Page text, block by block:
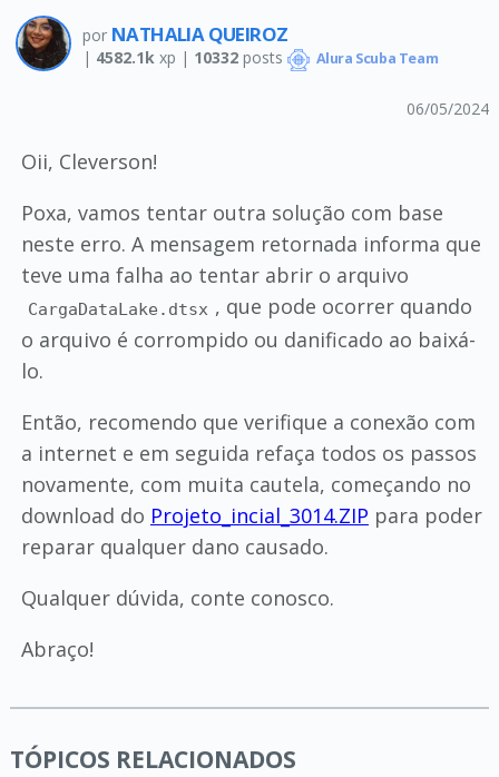
por NATHALIA QUEIROZ
| 4582.1kxp | 10332posts Alura Scuba Team
06/05/2024
Oii, Cleverson!
Poxa, vamos tentar outra solução com base
neste erro. A mensagem retornada informa que
teve uma falha ao tentar abrir o arquivo
CargaDataLake.dtsx , que pode ocorrer quando
o arquivo é corrompido ou danificado ao baixá-
lo.
Então, recomendo que verifique a conexão com
a internet e em seguida refaça todos os passos
novamente, com muita cautela, começando no
download do Projeto_incial_3014.ZIP para poder
reparar qualquer dano causado.
Qualquer dúvida, conte conosco.
Abraço!
TÓPICOS RELACIONADOS